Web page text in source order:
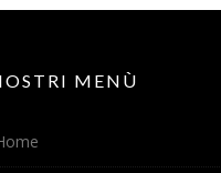
MENÙ